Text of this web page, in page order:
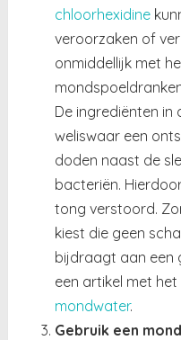
chloorhexidine
veroorzaken of
onmiddellijk met
De ingrediënten
weliswaar een
doden naast de
bacteriën.
tong verstoord.
kiest die geen
bijdraagt aan een
een artikel met
mondwater.
Gebruik een